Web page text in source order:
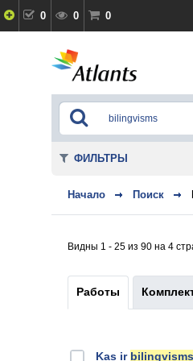
0 0 0
Начало Поиск
Видны 1 - 25 из 90 на 4
Работы
Kas ir bilingvisms
ФИЛЬТРЫ